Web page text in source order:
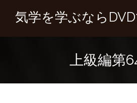
気学を学ぶならDVD
上級編第